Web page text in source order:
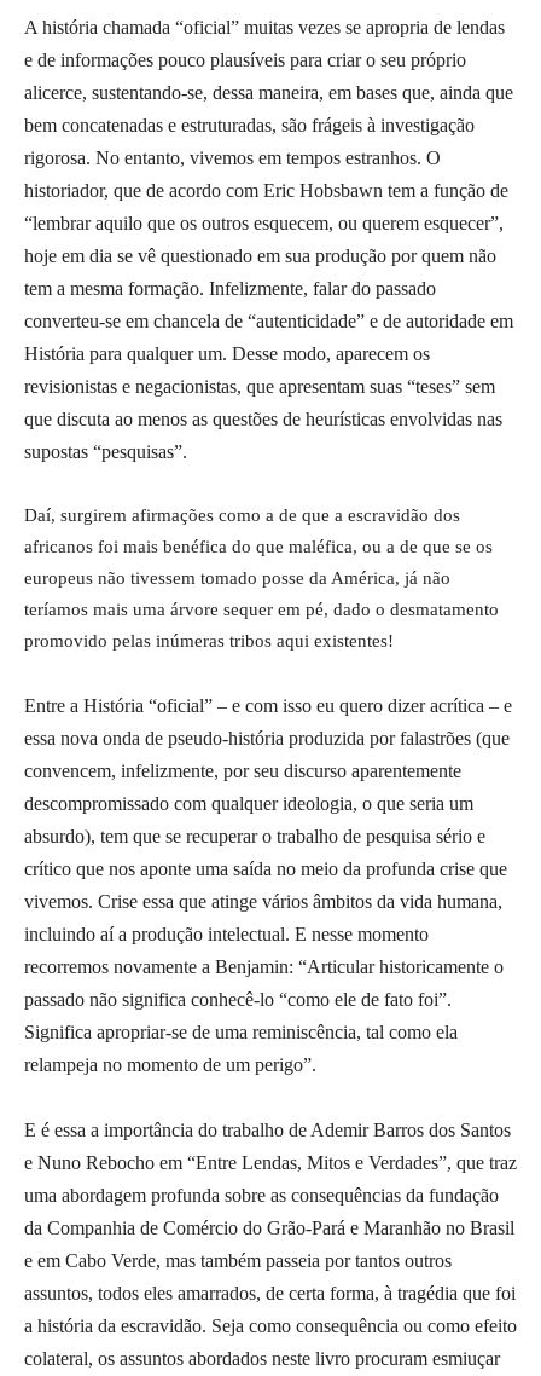
A história chamada “oficial” muitas vezes se apropria de lendas
e de informações pouco plausíveis para criar o seu próprio
alicerce, sustentando-se, dessa maneira, em bases que, ainda que
bem concatenadas e estruturadas, são frágeis à investigação
rigorosa. No entanto, vivemos em tempos estranhos. O
historiador, que de acordo com Eric Hobsbawn tem a função de
“lembrar aquilo que os outros esquecem, ou querem esquecer”,
hoje em dia se vê questionado em sua produção por quem não
tem a mesma formação. Infelizmente, falar do passado
converteu-se em chancela de “autenticidade” e de autoridade em
História para qualquer um. Desse modo, aparecem os
revisionistas e negacionistas, que apresentam suas “teses” sem
que discuta ao menos as questões de heurísticas envolvidas nas
supostas “pesquisas”.
Daí, surgirem afirmações como a de que a escravidão dos
africanos foi mais benéfica do que maléfica, ou a de que se os
europeus não tivessem tomado posse da América, já não
teríamos mais uma árvore sequer em pé, dado o desmatamento
promovido pelas inúmeras tribos aqui existentes!
Entre a História “oficial” – e com isso eu quero dizer acrítica – e
essa nova onda de pseudo-história produzida por falastrões (que
convencem, infelizmente, por seu discurso aparentemente
descompromissado com qualquer ideologia, o que seria um
absurdo), tem que se recuperar o trabalho de pesquisa sério e
crítico que nos aponte uma saída no meio da profunda crise que
vivemos. Crise essa que atinge vários âmbitos da vida humana,
incluindo aí a produção intelectual. E nesse momento
recorremos novamente a Benjamin: “Articular historicamente o
passado não significa conhecê-lo “como ele de fato foi”.
Significa apropriar-se de uma reminiscência, tal como ela
relampeja no momento de um perigo”.
E é essa a importância do trabalho de Ademir Barros dos Santos
e Nuno Rebocho em “Entre Lendas, Mitos e Verdades”, que traz
uma abordagem profunda sobre as consequências da fundação
da Companhia de Comércio do Grão-Pará e Maranhão no Brasil
e em Cabo Verde, mas também passeia por tantos outros
assuntos, todos eles amarrados, de certa forma, à tragédia que foi
a história da escravidão. Seja como consequência ou como efeito
colateral, os assuntos abordados neste livro procuram esmiuçar